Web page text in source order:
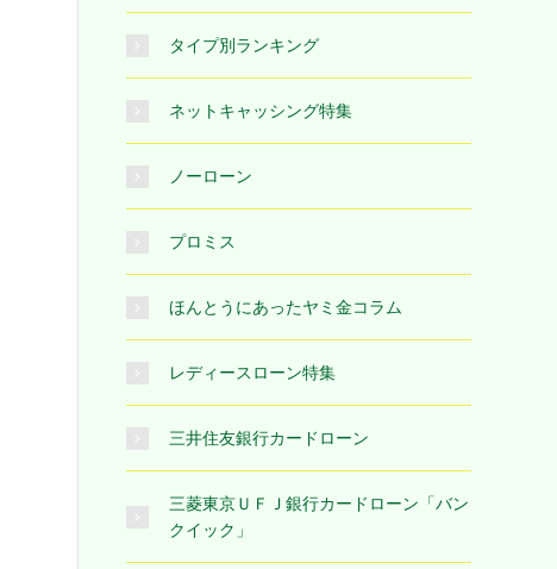
タイプ別ランキング
ネットキャッシング特集
ノーローン
プロミス
ほんとうにあったヤミ金コラム
レディースローン特集
三井住友銀行カードローン
三菱東京ＵＦＪ銀行カードローン「バン
クイック」